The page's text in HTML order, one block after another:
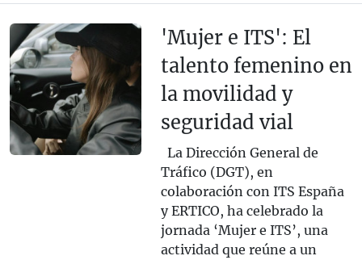
'Mujer e ITS': El
talento femenino en
la movilidad y
seguridad vial
La Dirección General de
Tráfico (DGT), en
colaboración con ITS España
y ERTICO, ha celebrado la
jornada ‘Mujer e ITS’, una
actividad que reúne a un